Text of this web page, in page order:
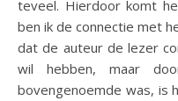
teveel. Hierdoor komt
ben ik de connectie met
dat de auteur de lezer
wil hebben, maar
bovengenoemde was, is